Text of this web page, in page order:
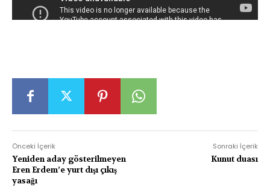
Önceki İçerik
Yeniden aday gösterilmeyen
Eren Erdem’e yurt dışı çıkış
yasağı
Sonraki İçerik
Kunut duası